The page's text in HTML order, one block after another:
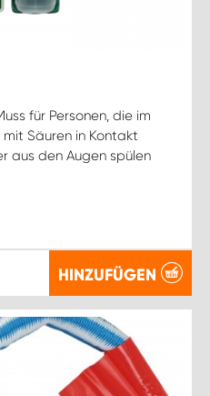
für Personen, die im
Säuren in Kontakt
aus den Augen spülen
HINZUFÜGEN